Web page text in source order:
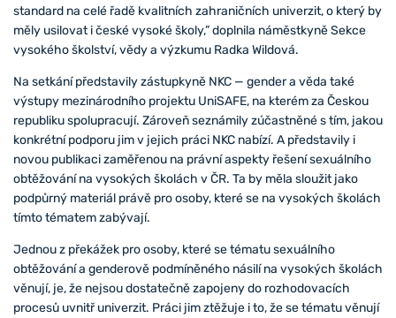
standard na celé řadě kvalitních zahraničních univerzit, o který by
měly usilovat i české vysoké školy,” doplnila náměstkyně Sekce
vysokého školství, vědy a výzkumu Radka Wildová.
Na setkání představily zástupkyně NKC — gender a věda také
výstupy mezinárodního projektu UniSAFE, na kterém za Českou
republiku spolupracují. Zároveň seznámily zúčastněné s tím, jakou
konkrétní podporu jim v jejich práci NKC nabízí. A představily i
novou publikaci zaměřenou na právní aspekty řešení sexuálního
obtěžování na vysokých školách v ČR. Ta by měla sloužit jako
podpůrný materiál právě pro osoby, které se na vysokých školách
tímto tématem zabývají.
Jednou z překážek pro osoby, které se tématu sexuálního
obtěžování a genderově podmíněného násilí na vysokých školách
věnují, je, že nejsou dostatečně zapojeny do rozhodovacích
procesů uvnitř univerzit. Práci jim ztěžuje i to, že se tématu věnují